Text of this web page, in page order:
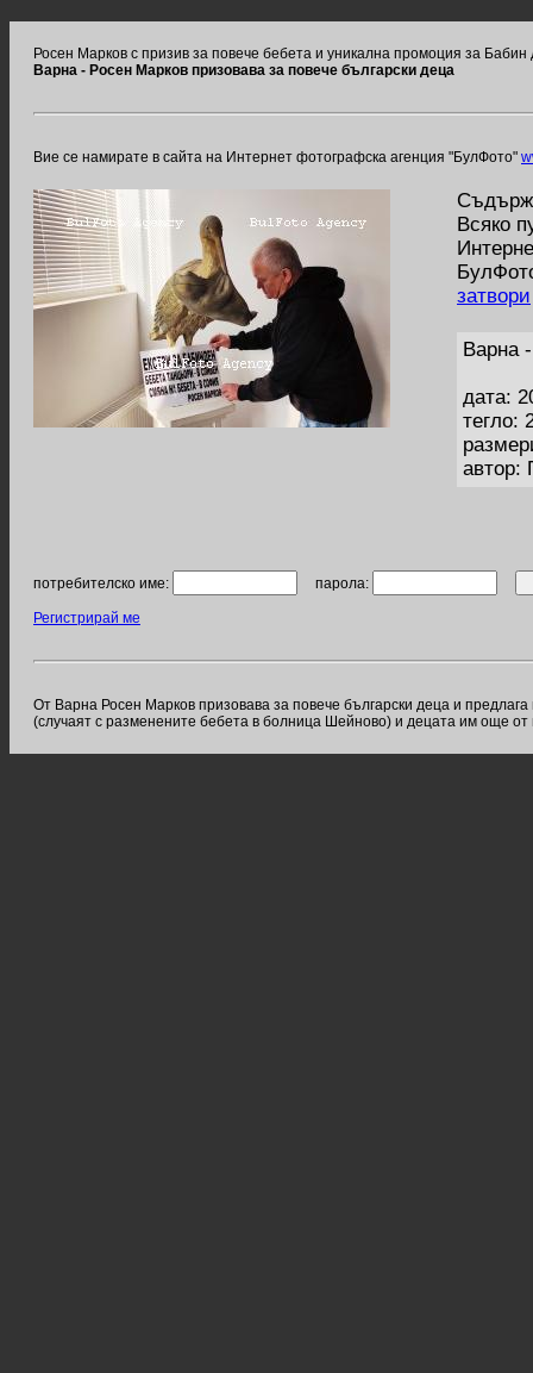
Росен Марков с призив за повече бебета и уникална промоция за
Варна - Росен Марков призовава за повече български деца
Вие се намирате в сайта на Интернет фотографска агенция "БулФото"
Всяко
затвори
Варна
дата:
тегло:
автор:
потребителско име: парола:
Регистрирай ме
От Варна Росен Марков призовава за повече български деца и
(случаят с разменените бебета в болница Шейново) и децата им още от